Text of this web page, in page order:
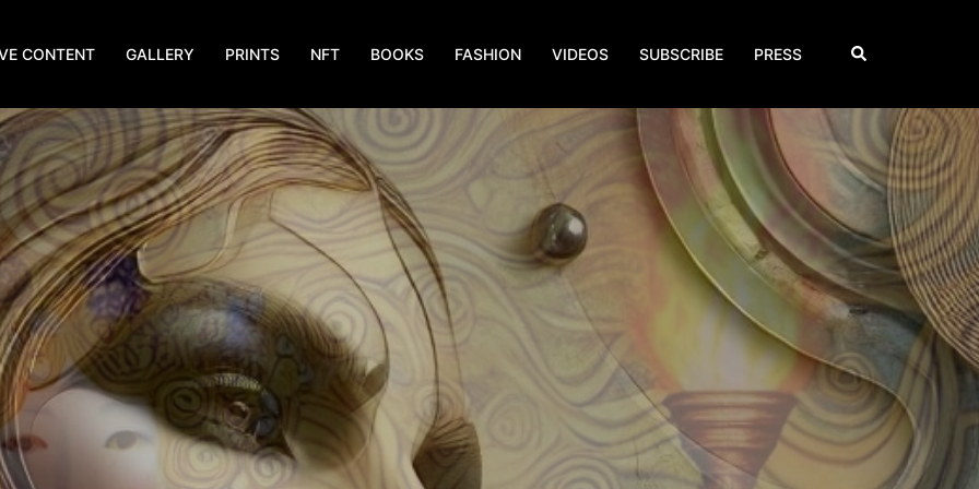
CONTENT GALLERY PRINTS NFT BOOKS FASHION VIDEOS SUBSCRIBE PRESS Search